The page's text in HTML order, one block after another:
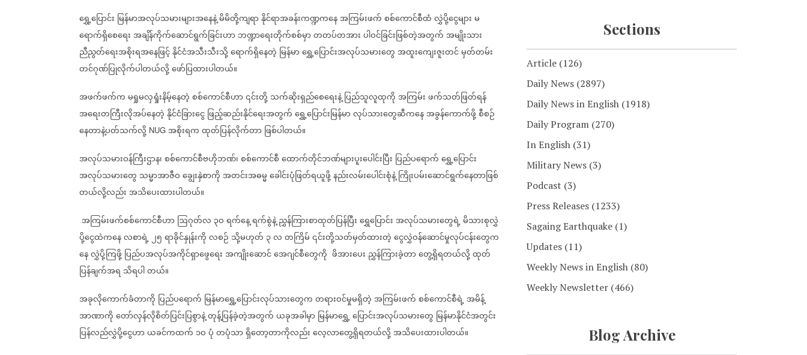
ရွှေ့ပြောင်း မြန်မာအလုပ်သမားများအနေနဲ့မိမိတို့ကျရာနိုင်ရာအခန်းကဏ္ဍကနေအကြမ်းဖက်စစ်ကောင်စီထံလွှဲပို့ငွေများမ
ရောက်ရှိစေရေးအချိန်ကိုက်ဆောင်ရွက်ခြင်းဟာဘဏ္ဍာရေးတိုက်စစ်မှာတတပ်တအားပါဝင်ခြင်းဖြစ်တဲ့အတွက်အမျိုးသား
ညီညွတ်ရေးအစိုးရအနေဖြင့်နိုင်ငံအသီးသီးသို့ရောက်ရှိနေတဲ့ မြန်မာရွှေ့ပြောင်းအလုပ်သမားတွေအထူးကျေးဇူးတင်မှတ်တမ်း
တင်ဂုဏ်ပြုလိုက်ပါတယ်လို့ဖော်ပြထားပါတယ်။
အဖက်ဖက်ကမရှုမလှရှုံးနိမ့်နေတဲ့စစ်ကောင်စီဟာ၎င်းတို့သက်ဆိုးရှည်စေရေးနဲ့ပြည်သူလူထုကိုအကြမ်းဖက်သတ်ဖြတ်ရန်
အရေးတကြီးလိုအပ်နေတဲ့နိုင်ငံခြားငွေဖြည့်ဆည်းနိုင်ရေးအတွက်ရွှေ့ပြောင်းမြန်မာလုပ်သားတွေဆီကနေအခွန်ကောက်ဖို့စီစဉ်
နေတာနဲ့ပတ်သက်လို့ NUG အစိုးရကထုတ်ပြန်လိုက်တာဖြစ်ပါတယ်။
အလုပ်သမားဝန်ကြီးဌာန၊စစ်ကောင်စီဗဟိုဘဏ်၊စစ်ကောင်စီထောက်တိုင်ဘဏ်များပူးပေါင်းပြီး ပြည်ပရောက်ရွှေ့ပြောင်း
အလုပ်သမားတွေ သမ္မာအာဇီဝချွေးနှဲစာကိုအတင်းအဓမ္မခေါင်းပုံဖြတ်ရယူဖို့နည်းလမ်းပေါင်းစုံနဲ့ကြိုးပမ်းဆောင်ရွက်နေတာဖြစ်
တယ်လို့လည်းအသိပေးထားပါတယ်။
အကြမ်းဖက်စစ်ကောင်စီဟာဩဂုတ်လ ၃ဝရက်နေ့ရက်စွဲနဲ့ညွှန်ကြားစာထုတ်ပြန်ပြီးရွှေပြောင်းအလုပ်သမားတွေရဲ့မိသားစုလွှဲ
ပို့ငွေထဲကနေလစာရဲ့၂၅ရာခိုင်နှုန်းကိုလစဉ် သို့မဟုတ် ၃လတကြိမ်၎င်းတို့သတ်မှတ်ထားတဲ့ငွေလွှဲဝန်ဆောင်မှုလုပ်ငန်းတွေက
နေလွှဲပို့ကြဖို့ပြည်ပအလုပ်အကိုင်ရှာဖွေရေးအကျိုးဆောင်အေဂျင်စီတွေကို ဖိအားပေး ညွှန်ကြားခဲ့တာတွေ့ရှိရတယ်လို့ထုတ်
ပြန်ချက်အရ သိရပါတယ်။
အခုလိုကောက်ခံတာကို ပြည်ပရောက် မြန်မာရွှေ့ပြောင်းလုပ်သားတွေကတရားဝင်မှုမရှိတဲ့အကြမ်းဖက်စစ်ကောင်စီရဲ့အမိန့်
အာဏာကိုတော်လှန်လိုစိတ်ပြင်းပြစွာနဲ့တုန့်ပြန်ခဲ့တဲ့အတွက်ယခုအခါမှာမြန်မာရွှေ့ပြောင်းအလုပ်သမားတွေ မြန်မာနိုင်ငံအတွင်း
ပြန်လည်လွှဲပို့ငွေဟာယခင်ကထက် ၁ဝပုံတပုံသာရှိတော့တာကိုလည်းလေ့လာတွေ့ရှိရတယ်လို့အသိပေးထားပါတယ်။
Sections
Article (126)
Daily News (2897)
Daily News in English (1918)
Daily Program (270)
In English (31)
Military News (3)
Podcast (3)
Press Releases (1233)
Sagaing Earthquake (1)
Updates (11)
Weekly News in English (80)
Weekly Newsletter (466)
Blog Archive